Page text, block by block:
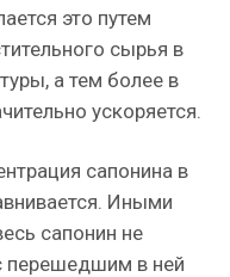
это путем
сырья в
а тем более в
ускоряется.
сапонина в
Иными
сапонин не
перешедшим в ней